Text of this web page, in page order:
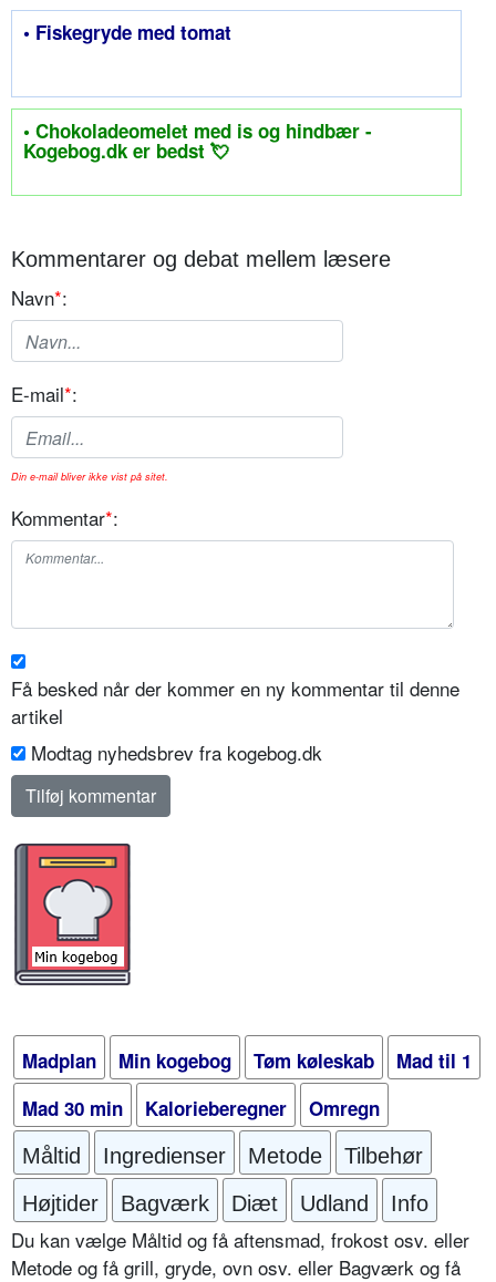
• Fiskegryde med tomat
• Chokoladeomelet med is og hindbær -
Kogebog.dk er bedst 💘
Kommentarer og debat mellem læsere
Navn*:
E-mail*:
Din e-mail bliver ikke vist på sitet.
Kommentar*:
Få besked når der kommer en ny kommentar til denne
artikel
Modtag nyhedsbrev fra kogebog.dk
Madplan Min kogebog Tøm køleskab
Mad til 1
Mad 30 min
Kalorieberegner Omregn
Måltid Ingredienser Metode
Tilbehør
Højtider
Bagværk Diæt Udland Info
Du kan vælge Måltid og få aftensmad, frokost osv. eller
Metode og få grill, gryde, ovn osv. eller Bagværk og få